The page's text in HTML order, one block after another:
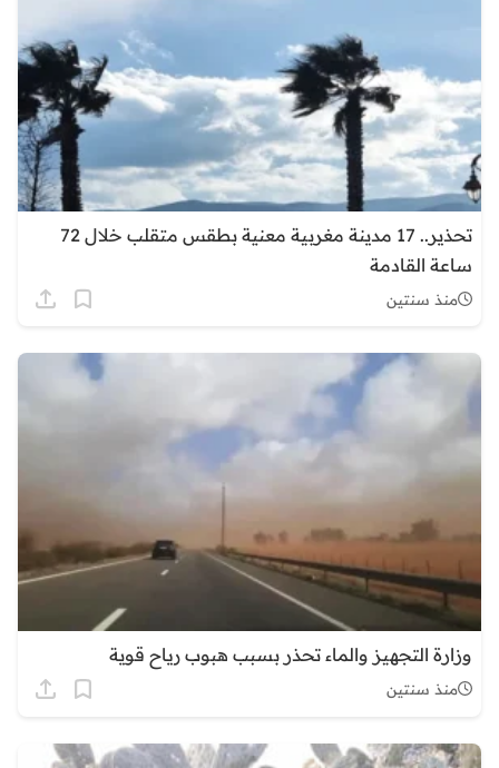
تحذير.. 17 مدينة مغربية معنية بطقس متقلب خلال 72
ساعة القادمة
منذ سنتين
وزارة التجهيز والماء تحذر بسبب هبوب رياح قوية
منذ سنتين